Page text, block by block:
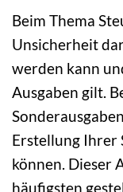
Beim Thema
Unsicherheit
werden kann
Ausgaben gilt.
Erstellung Ihrer
können. Dieser
häufigsten